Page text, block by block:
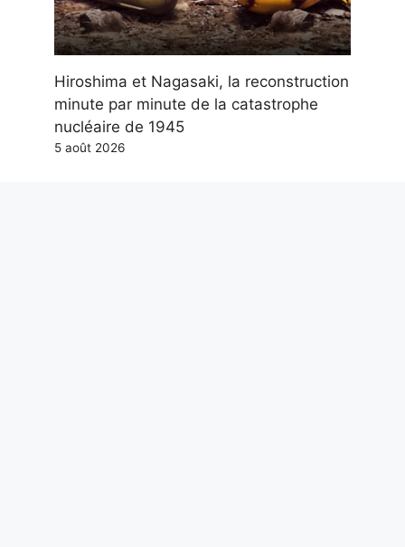
Hiroshima et Nagasaki, la reconstruction
minute par minute de la catastrophe
nucléaire de 1945
5 août 2026